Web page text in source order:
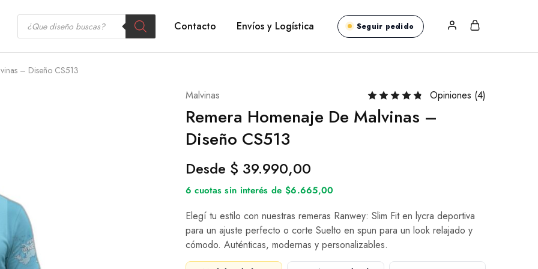
Contacto Envíos y Logística Seguir pedido
– Diseño CS513
Malvinas Opiniones (4)
Remera Homenaje De Malvinas –
Diseño CS513
Desde $ 39.990,00
6 cuotas sin interés de $6.665,00
Elegí tu estilo con nuestras remeras Ranwey: Slim Fit en lycra deportiva
para un ajuste perfecto o corte Suelto en spun para un look relajado y
cómodo. Auténticas, modernas y personalizables.